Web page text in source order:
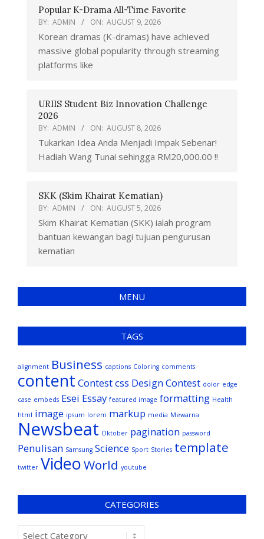
Popular K-Drama All-Time Favorite
BY: ADMIN ON: AUGUST 9, 2026
Korean dramas (K-dramas) have achieved
massive global popularity through streaming
platforms like
URIIS Student Biz Innovation Challenge
2026
BY: ADMIN ON: AUGUST 8, 2026
Tukarkan Idea Anda Menjadi Impak Sebenar!
Hadiah Wang Tunai sehingga RM20,000.00 !!
SKK (Skim Khairat Kematian)
BY: ADMIN ON: AUGUST 5, 2026
Skim Khairat Kematian (SKK) ialah program
bantuan kewangan bagi tujuan pengurusan
kematian
MENU
TAGS
alignment Business captions Coloring comments
content Contestcss Design Contest dolor edge
case embeds Esei Essay featured image formatting Health
html image ipsum lorem markup media Mewarna
Newsbeat Oktober pagination password
Penulisan Samsung Science Sport Stories template
twitter VideoWorld youtube
CATEGORIES